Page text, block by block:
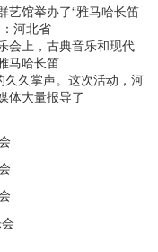
艺馆举办了“雅马哈长笛
河北省
会上，古典音乐和现代
马哈长笛
久掌声。这次活动，河
体大量报导了